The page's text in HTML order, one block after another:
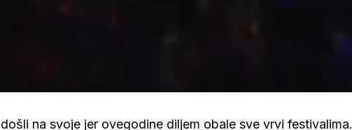
na svoje jer ovegodine diljem obale sve vrvi festivalima.